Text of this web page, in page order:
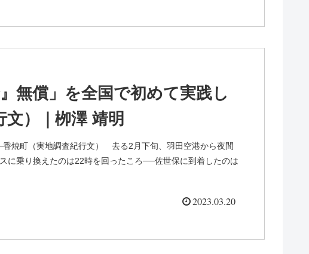
無償」を全国で初めて実践し
）｜栁澤 靖明
焼町（実地調査紀行文） 去る2月下旬、羽田空港から夜間
に乗り換えたのは22時を回ったころ──佐世保に到着したのは
2023.03.20